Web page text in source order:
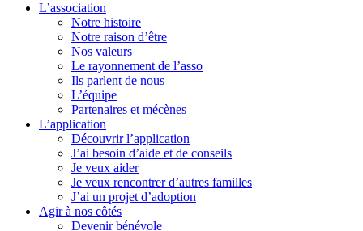
L’association
Notre histoire
Notre raison d’être
Nos valeurs
Le rayonnement de l’asso
Ils parlent de nous
L’équipe
Partenaires et mécènes
L’application
Découvrir l’application
J’ai besoin d’aide et de conseils
Je veux aider
Je veux rencontrer d’autres familles
J’ai un projet d’adoption
Agir à nos côtés
Devenir bénévole